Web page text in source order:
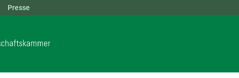
BGLD KTN
Presse